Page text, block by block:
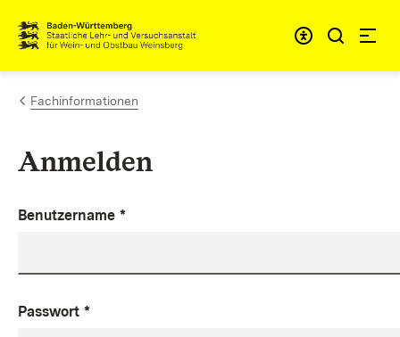
Zum Inhalt springen
Link zur Startseite
Fachinformationen
Anmelden
Benutzername *
Passwort *